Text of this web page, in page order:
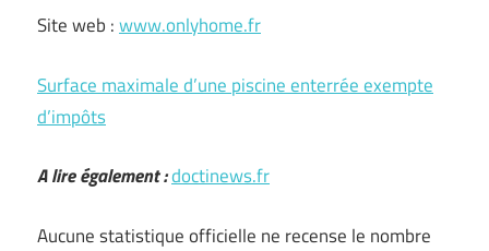
Site web :www.onlyhome.fr
Surface maximale d’une piscine enterrée exempte
d’impôts
A lire également :doctinews.fr
Aucune statistique officielle ne recense le nombre